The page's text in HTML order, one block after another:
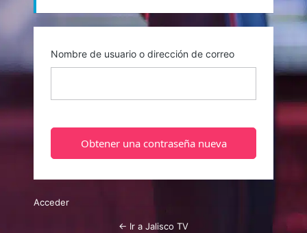
Nombre de usuario o dirección de correo
Acceder
← Ir a Jalisco TV